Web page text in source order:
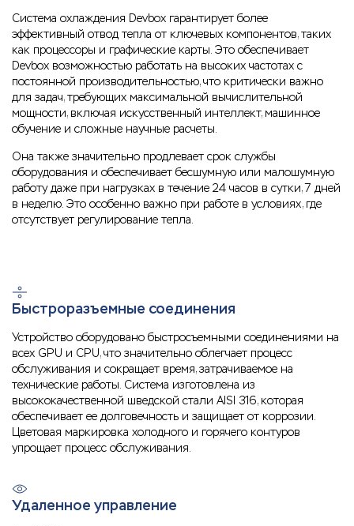
Система охлаждения Devbox гарантирует более
эффективный отвод тепла от ключевых компонентов, таких
как процессоры и графические карты. Это обеспечивает
Devbox возможностью работать на высоких частотах с
постоянной производительностью, что критически важно
для задач, требующих максимальной вычислительной
мощности, включая искусственный интеллект, машинное
обучение и сложные научные расчеты.
Она также значительно продлевает срок службы
оборудования и обеспечивает бесшумную или малошумную
работу даже при нагрузках в течение 24 часов в сутки, 7 дней
в неделю. Это особенно важно при работе в условиях, где
отсутствует регулирование тепла.
Быстроразъемные соединения
Устройство оборудовано быстросъемными соединениями на
всех GPU и CPU, что значительно облегчает процесс
обслуживания и сокращает время, затрачиваемое на
технические работы. Система изготовлена из
высококачественной шведской стали AISI 316, которая
обеспечивает ее долговечность и защищает от коррозии.
Цветовая маркировка холодного и горячего контуров
упрощает процесс обслуживания.
Удаленное управление